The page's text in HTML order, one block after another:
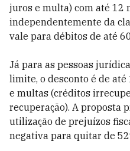
juros e multa) com até 12
independentemente da
vale para débitos de até
Já para as pessoas
limite, o desconto é de
e multas (créditos
recuperação). A proposta
utilização de prejuízos
negativa para quitar de